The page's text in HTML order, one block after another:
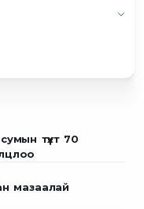
түүхт 70
мазаалай